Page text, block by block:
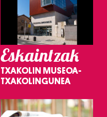
Eskaintzak
TXAKOLIN MUSEOA-
TXAKOLINGUNEA